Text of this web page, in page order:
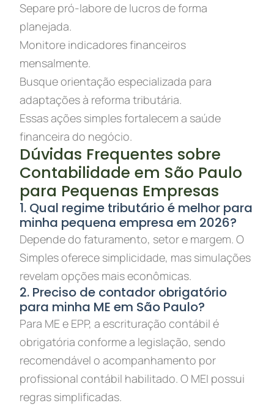
Separe pró-labore de lucros de forma
planejada.
Monitore indicadores financeiros
mensalmente.
Busque orientação especializada para
adaptações à reforma tributária.
Essas ações simples fortalecem a saúde
financeira do negócio.
Dúvidas Frequentes sobre
Contabilidade em São Paulo
para Pequenas Empresas
1. Qual regime tributário é melhor para
minha pequena empresa em 2026?
Depende do faturamento, setor e margem. O
Simples oferece simplicidade, mas simulações
revelam opções mais econômicas.
2. Preciso de contador obrigatório
para minha ME em São Paulo?
Para ME e EPP, a escrituração contábil é
obrigatória conforme a legislação, sendo
recomendável o acompanhamento por
profissional contábil habilitado. O MEI possui
regras simplificadas.